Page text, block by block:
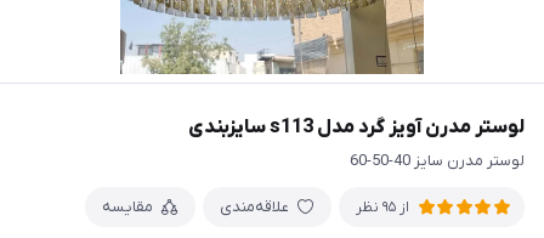
لوستر مدرن آویز گرد مدل s113 سایزبندی
لوستر مدرن سایز 40-50-60
از 95 نظر علاقه‌مندی مقایسه